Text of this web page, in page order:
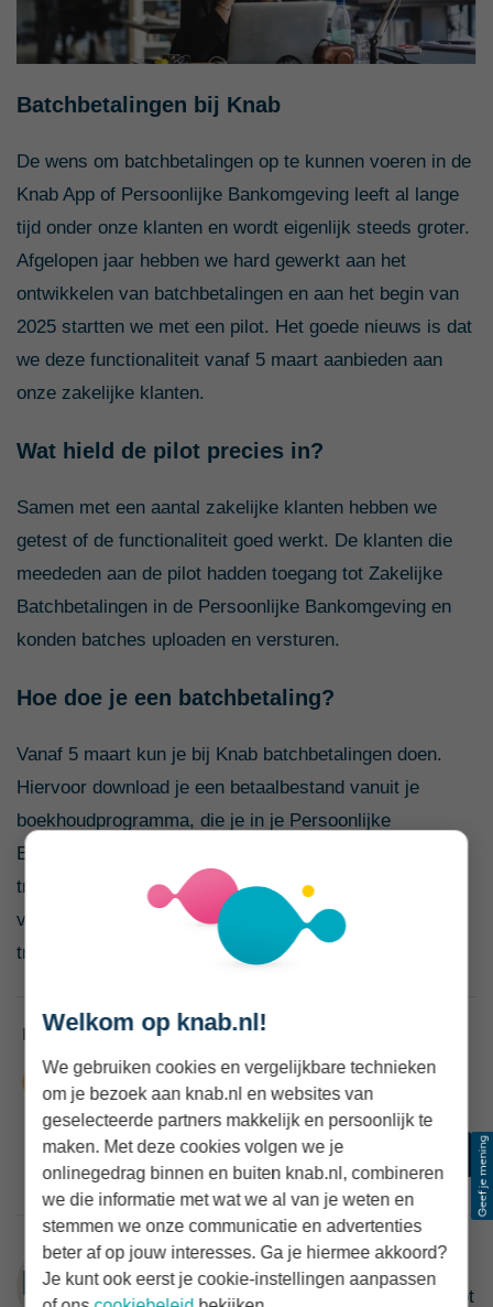
Batchbetalingen bij Knab
De wens om batchbetalingen op te kunnen voeren in de
Knab App of Persoonlijke Bankomgeving leeft al lange
tijd onder onze klanten en wordt eigenlijk steeds groter.
Afgelopen jaar hebben we hard gewerkt aan het
ontwikkelen van batchbetalingen en aan het begin van
2025 startten we met een pilot. Het goede nieuws is dat
we deze functionaliteit vanaf 5 maart aanbieden aan
onze zakelijke klanten.
Wat hield de pilot precies in?
Samen met een aantal zakelijke klanten hebben we
getest of de functionaliteit goed werkt. De klanten die
meededen aan de pilot hadden toegang tot Zakelijke
Batchbetalingen in de Persoonlijke Bankomgeving en
konden batches uploaden en versturen.
Hoe doe je een batchbetaling?
Vanaf 5 maart kun je bij Knab batchbetalingen doen.
Hiervoor download je een betaalbestand vanuit je
boekhoudprogramma, die je in je Persoonlijke
Bankomgeving uploadt voor verwerking. Alle
transacties binnen een batch worden individueel
verwerkt. Daardoor staan ze als losse betalingen in je
transactieoverzicht.
Knab
Met behulp van slimme technologie helpt
Welkom op knab.nl!
We gebruiken cookies en vergelijkbare technieken
om je bezoek aan knab.nl en websites van
geselecteerde partners makkelijk en persoonlijk te
maken. Met deze cookies volgen we je
onlinegedrag binnen en buiten knab.nl, combineren
we die informatie met wat we al van je weten en
stemmen we onze communicatie en advertenties
beter af op jouw interesses. Ga je hiermee akkoord?
Je kunt ook eerst je cookie-instellingen aanpassen